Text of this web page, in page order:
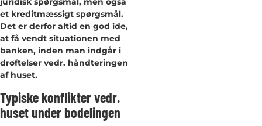
et kreditmæssigt spørgsmål.
Det er derfor altid en god ide,
at få vendt situationen med
banken, inden man indgår i
drøftelser vedr. håndteringen
af huset.
Typiske konflikter vedr.
huset under bodelingen